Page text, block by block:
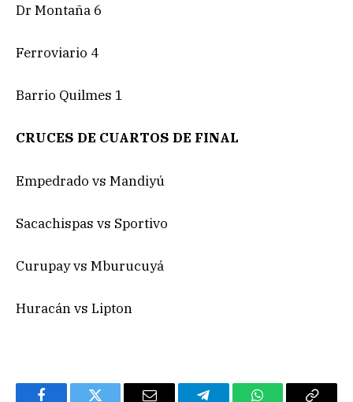
Dr Montaña 6
Ferroviario 4
Barrio Quilmes 1
CRUCES DE CUARTOS DE FINAL
Empedrado vs Mandiyú
Sacachispas vs Sportivo
Curupay vs Mburucuyá
Huracán vs Lipton